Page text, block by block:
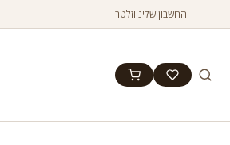
החשבון שליניוזלטר